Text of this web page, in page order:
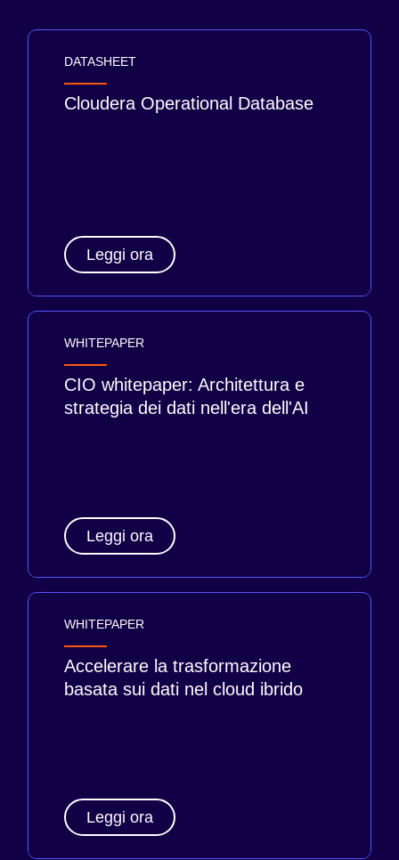
DATASHEET
Cloudera Operational Database
Leggi ora
WHITEPAPER
CIO whitepaper: Architettura e
strategia dei dati nell'era dell'AI
Leggi ora
WHITEPAPER
Accelerare la trasformazione
basata sui dati nel cloud ibrido
Leggi ora